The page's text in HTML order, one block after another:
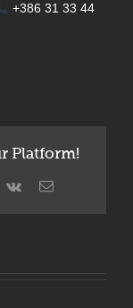
+386 31 33 44
Platform!
Vk Email